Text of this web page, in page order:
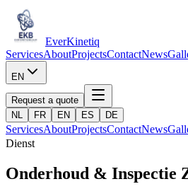
EverKinetiq
ServicesAboutProjectsContactNews
EN
Request a quote
NL
FR EN ES DE
ServicesAboutProjectsContactNews
Dienst
Onderhoud & Inspectie